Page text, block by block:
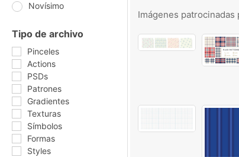
Novísimo
Tipo de archivo
Pinceles
Actions
PSDs
Patrones
Gradientes
Texturas
Símbolos
Formas
Styles
Imágenes patrocinadas